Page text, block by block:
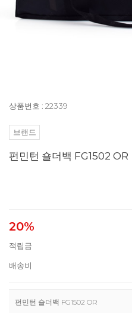
상품번호 : 22339
브랜드
펀민턴 숄더백 FG1502 OR
20%
적립금
배송비
펀민턴 숄더백 FG1502 OR